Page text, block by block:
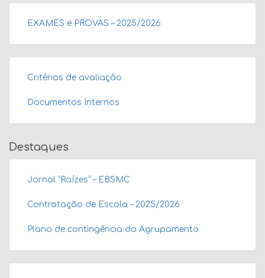
EXAMES e PROVAS – 2025/2026
Critérios de avaliação
Documentos Internos
Destaques
Jornal “Raízes” – EBSMC
Contratação de Escola – 2025/2026
Plano de contingência do Agrupamento